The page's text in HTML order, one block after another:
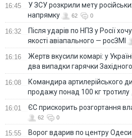
16:45
У ЗСУ розкрили мету
напрямку
62 0
16:32
Після ударів по НПЗ у Росії
якості авіапального — росЗМІ
16:16
Жертв вкусили комарі: у
два випадки гарячки
16:08
Командира артилерійського
продажу понад 100 кг тротилу
16:01 ЄС прискорить розгортання
62 0
15:55
Ворог вдарив по центру